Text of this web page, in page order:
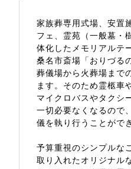
家族葬専用式場、安置
フェ、霊苑（一般墓・
体化したメモリアルテ
桑名市斎場「おりづる
葬儀場から火葬場まで
ます。そのため霊柩車
マイクロバスやタクシ
一切必要なくなるので
儀を執り行うことがで
予算重視のシンプルな
取り入れたオリジナル